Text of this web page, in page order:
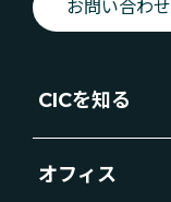
お問い合わせ
CICを知る
オフィス